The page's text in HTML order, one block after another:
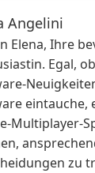
Angelini
Elena, Ihre
Egal,
eintauche,
Multiplayer-
zu